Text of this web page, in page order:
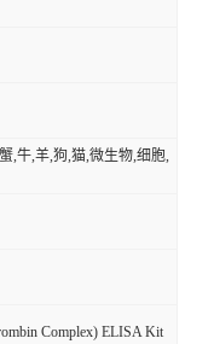
,牛,羊,狗,猫,微生物,细胞,
Complex) ELISA Kit